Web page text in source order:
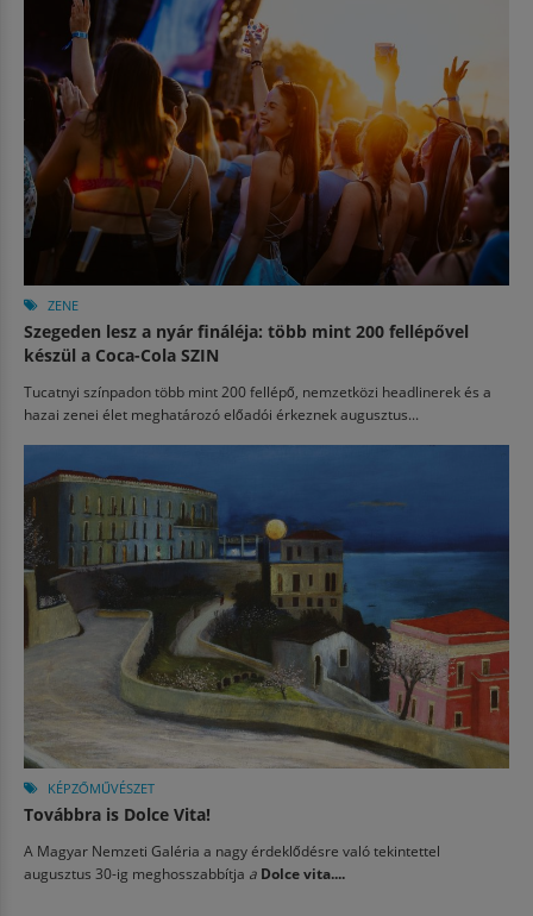
ZENE
Szegeden lesz a nyár fináléja: több mint 200 fellépővel
készül a Coca-Cola SZIN
Tucatnyi színpadon több mint 200 fellépő, nemzetközi headlinerek és a
hazai zenei élet meghatározó előadói érkeznek augusztus...
KÉPZŐMŰVÉSZET
Továbbra is Dolce Vita!
A Magyar Nemzeti Galéria a nagy érdeklődésre való tekintettel
augusztus 30-ig meghosszabbítja a Dolce vita....